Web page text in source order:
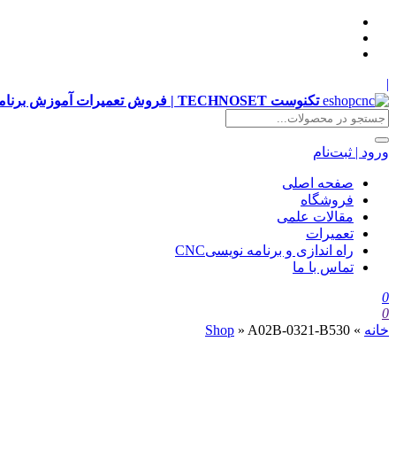
|
تکنوست TECHNOSET | فروش تعمیرات آموزش برنامه نویسی cnc زیمنس فانوک هایدن siemens ,fanuc, heidenhain ,hust, gsk
ورود | ثبت‌نام
صفحه اصلی
فروشگاه
مقالات علمی
تعمیرات
راه اندازی و برنامه نویسیCNC
تماس با ما
0
0
خانه »
Shop » A02B-0321-B530